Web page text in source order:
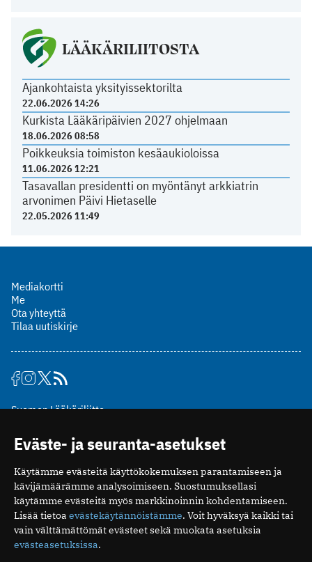
LÄÄKÄRILIITOSTA
Ajankohtaista yksityissektorilta
22.06.2026 14:26
Kurkista Lääkäripäivien 2027 ohjelmaan
18.06.2026 08:58
Poikkeuksia toimiston kesäaukioloissa
11.06.2026 12:21
Tasavallan presidentti on myöntänyt arkkiatrin
arvonimen Päivi Hietaselle
22.05.2026 11:49
Mediakortti
Me
Ota yhteyttä
Tilaa uutiskirje
Suomen Lääkäriliitto
00510 Helsinki
puh. (09) 393 091
toimitus@potilaanlaakarilehti.fi
ISSN 2323-9476
Eväste- ja seuranta-asetukset
Käytämme evästeitä käyttökokemuksen parantamiseen ja
kävijämäärämme analysoimiseen. Suostumuksellasi
käytämme evästeitä myös markkinoinnin kohdentamiseen.
Lisää tietoa evästekäytännöistämme. Voit hyväksyä kaikki tai
vain välttämättömät evästeet sekä muokata asetuksia
evästeasetuksissa.